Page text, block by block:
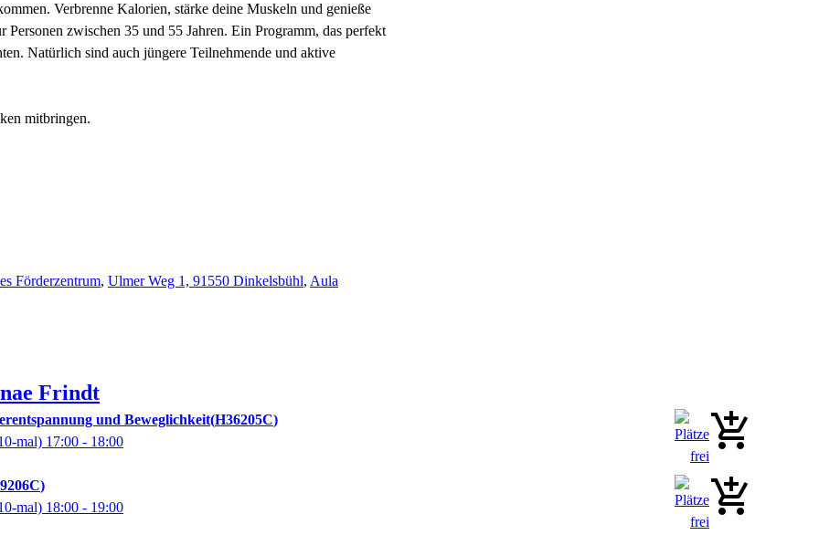
Verbrenne Kalorien, stärke deine Muskeln und genieße
zwischen 35 und 55 Jahren. Ein Programm, das perfekt
Natürlich sind auch jüngere Teilnehmende und aktive
mitbringen.
Förderzentrum, Ulmer Weg 1, 91550 Dinkelsbühl, Aula
Frindt
und Beweglichkeit H36205C
mal) 17:00 - 18:00
mal) 18:00 - 19:00